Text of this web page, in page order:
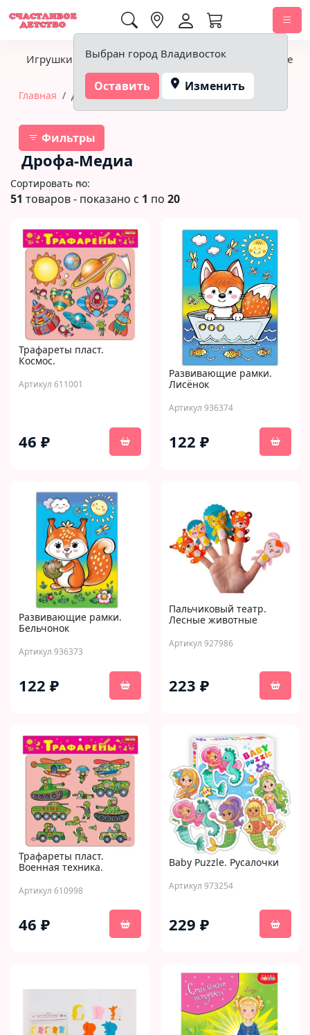
Выбран город Владивосток
Оставить Изменить
Игрушки Детское питание Подгузники, гигиена
Главная Дрофа-Медиа
Фильтры
Дрофа-Медиа
Сортировать по:
51 товаров - показано с 1 по 20
Трафареты пласт.
Космос.
Артикул 611001
46 ₽
Развивающие рамки.
Лисёнок
Артикул 936374
122 ₽
Развивающие рамки.
Бельчонок
Артикул 936373
122 ₽
Пальчиковый театр.
Лесные животные
Артикул 927986
223 ₽
Трафареты пласт.
Военная техника.
Артикул 610998
46 ₽
Baby Puzzle. Русалочки
Артикул 973254
229 ₽